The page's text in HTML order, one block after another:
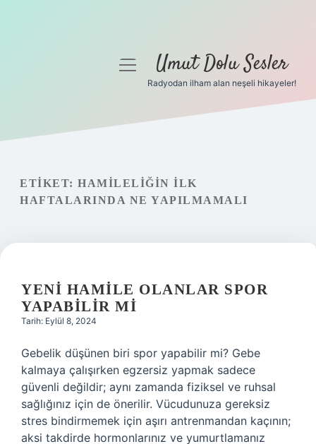
Gizlilik Politikası
Hakkımızda
menüyüUmut Dolu Sesler
Radyodan ilham alan neşeli hikayeler!
ETIKET: HAMILELIĞIN ILK
HAFTALARINDA NE YAPILMAMALI
YENI HAMILE OLANLAR SPOR
YAPABILIR MI
Tarih: Eylül 8, 2024
Gebelik düşünen biri spor yapabilir mi? Gebe
kalmaya çalışırken egzersiz yapmak sadece
güvenli değildir; aynı zamanda fiziksel ve ruhsal
sağlığınız için de önerilir. Vücudunuza gereksiz
stres bindirmemek için aşırı antrenmandan kaçının;
aksi takdirde hormonlarınız ve yumurtlamanız